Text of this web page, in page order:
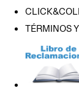
TÉRMINOS